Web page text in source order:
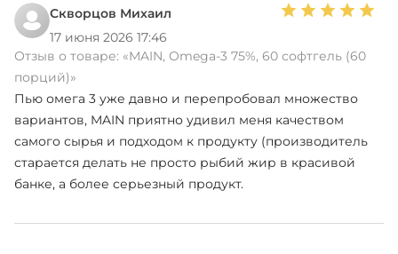
Скворцов Михаил
17 июня 2026 17:46
Отзыв о товаре: «MAIN, Omega-3 75%, 60 софтгель (60
порций)»
Пью омега 3 уже давно и перепробовал множество
вариантов, MAIN приятно удивил меня качеством
самого сырья и подходом к продукту (производитель
старается делать не просто рыбий жир в красивой
банке, а более серьезный продукт.